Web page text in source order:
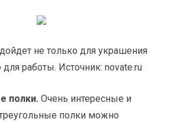
не только для украшения
для работы. Источник: novate.ru
полки. Очень интересные и
полки можно